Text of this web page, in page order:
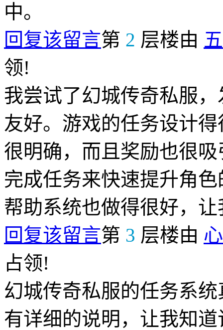
中。
回复该留言第 2 层楼由
领!
我尝试了幻城传奇私服
友好。游戏的任务设计
很明确，而且奖励也很
完成任务来快速提升角
帮助系统也做得很好，
回复该留言第 3 层楼由
占领!
幻城传奇私服的任务系
有详细的说明，让我知